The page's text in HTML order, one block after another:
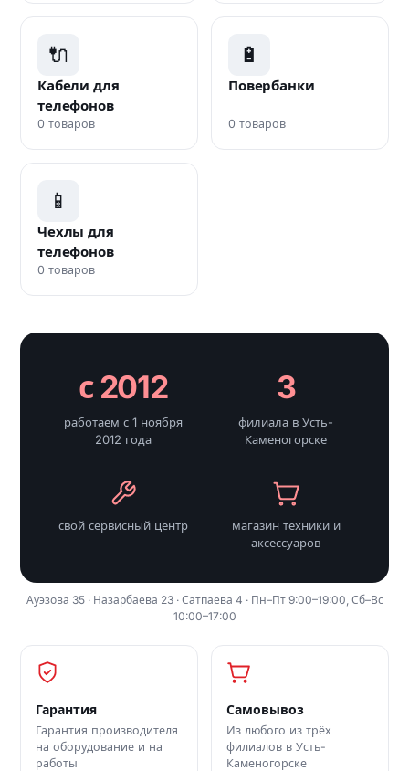
🔌
Кабели для
телефонов
0 товаров
🔋
Повербанки
0 товаров
📱
Чехлы для
телефонов
0 товаров
с 2012
работаем с 1 ноября
2012 года
3
филиала в Усть-
Каменогорске
свой сервисный центр
магазин техники и
аксессуаров
Ауэзова 35 · Назарбаева 23 · Сатпаева 4 · Пн–Пт 9:00–19:00, Сб–Вс
10:00–17:00
Гарантия
Гарантия производителя
на оборудование и на
работы
Самовывоз
Из любого из трёх
филиалов в Усть-
Каменогорске